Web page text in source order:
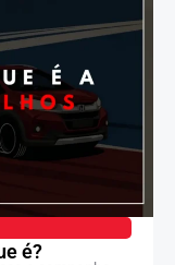
é?